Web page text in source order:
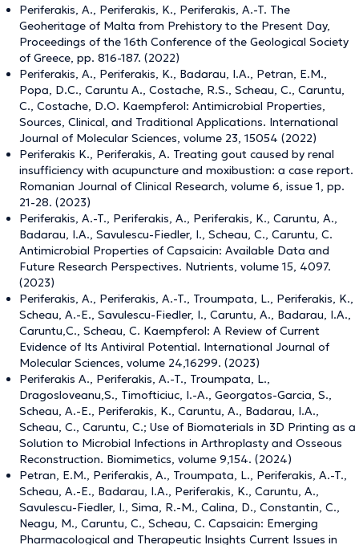
Periferakis, A., Periferakis, K., Periferakis, A.-T. The
Geoheritage of Malta from Prehistory to the Present Day,
Proceedings of the 16th Conference of the Geological Society
of Greece, pp. 816-187. (2022)
Periferakis, A., Periferakis, K., Badarau, I.A., Petran, E.M.,
Popa, D.C., Caruntu A., Costache, R.S., Scheau, C., Caruntu,
C., Costache, D.O. Kaempferol: Antimicrobial Properties,
Sources, Clinical, and Traditional Applications. International
Journal of Molecular Sciences, volume 23, 15054 (2022)
Periferakis K., Periferakis, A. Treating gout caused by renal
insufficiency with acupuncture and moxibustion: a case report.
Romanian Journal of Clinical Research, volume 6, issue 1, pp.
21-28. (2023)
Periferakis, A.-T., Periferakis, A., Periferakis, K., Caruntu, A.,
Badarau, I.A., Savulescu-Fiedler, I., Scheau, C., Caruntu, C.
Antimicrobial Properties of Capsaicin: Available Data and
Future Research Perspectives. Nutrients, volume 15, 4097.
(2023)
Periferakis, A., Periferakis, A.-T., Troumpata, L., Periferakis, K.,
Scheau, A.-E., Savulescu-Fiedler, I., Caruntu, A., Badarau, I.A.,
Caruntu,C., Scheau, C. Kaempferol: A Review of Current
Evidence of Its Antiviral Potential. International Journal of
Molecular Sciences, volume 24,16299. (2023)
Periferakis A., Periferakis, A.-T., Troumpata, L.,
Dragosloveanu,S., Timofticiuc, I.-A., Georgatos-Garcia, S.,
Scheau, A.-E., Periferakis, K., Caruntu, A., Badarau, I.A.,
Scheau, C., Caruntu, C.; Use of Biomaterials in 3D Printing as a
Solution to Microbial Infections in Arthroplasty and Osseous
Reconstruction. Biomimetics, volume 9,154. (2024)
Petran, E.M., Periferakis, A., Troumpata, L., Periferakis, A.-T.,
Scheau, A.-E., Badarau, I.A., Periferakis, K., Caruntu, A.,
Savulescu-Fiedler, I., Sima, R.-M., Calina, D., Constantin, C.,
Neagu, M., Caruntu, C., Scheau, C. Capsaicin: Emerging
Pharmacological and Therapeutic Insights Current Issues in